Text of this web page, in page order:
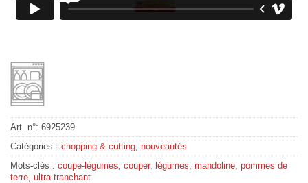
Art. n°: 6925239
Catégories : chopping & cutting nouveautés
Mots-clés : coupe-légumes couper, légumes mandoline pommes de
terre ultra tranchant